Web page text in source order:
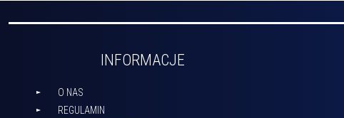
INFORMACJE
O NAS
REGULAMIN